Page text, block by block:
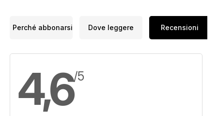
Perché abbonarsi Dove leggere Recensioni
4,6/5